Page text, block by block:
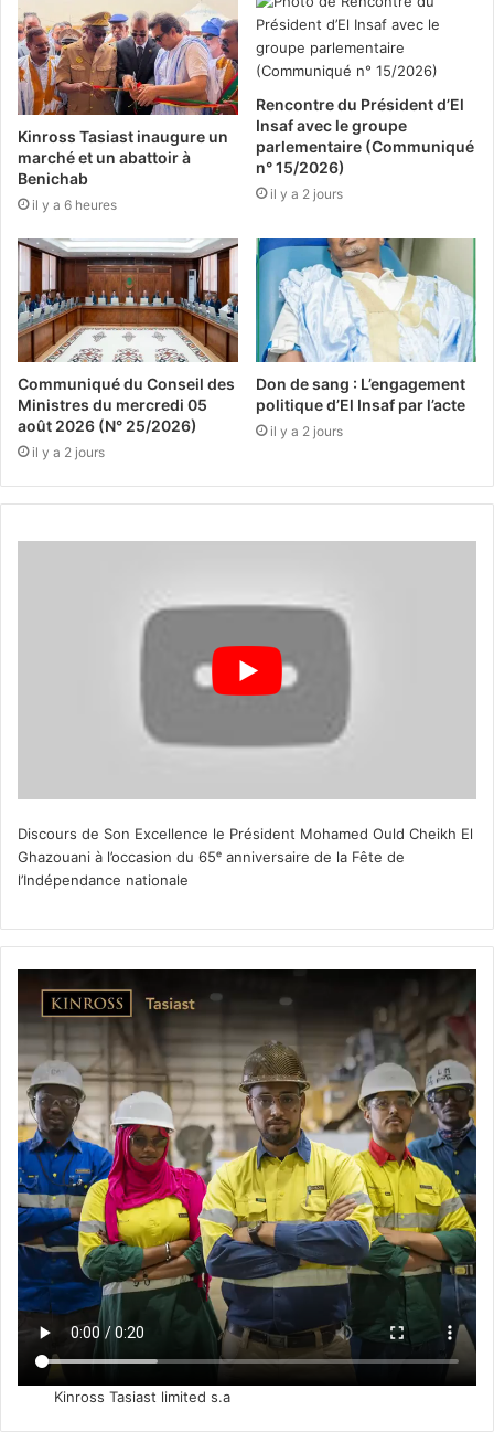
Kinross Tasiast inaugure un
marché et un abattoir à
Benichab
il y a 6 heures
Rencontre du Président d’El
Insaf avec le groupe
parlementaire (Communiqué
n° 15/2026)
il y a 2 jours
Communiqué du Conseil des
Ministres du mercredi 05
août 2026 (N° 25/2026)
il y a 2 jours
Don de sang : L’engagement
politique d’El Insaf par l’acte
il y a 2 jours
Discours de Son Excellence le Président Mohamed Ould Cheikh El
Ghazouani à l’occasion du 65ᵉ anniversaire de la Fête de
l’Indépendance nationale
Kinross Tasiast limited s.a